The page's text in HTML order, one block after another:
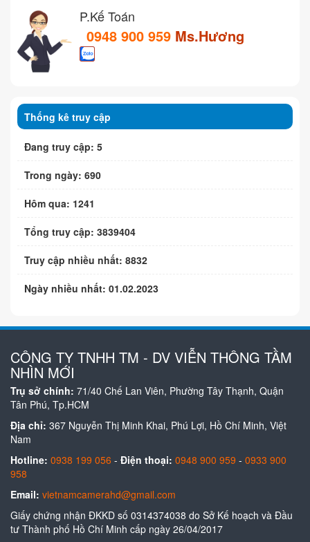
P.Kế Toán
0948 900 959 Ms.Hương
Thống kê truy cập
Đang truy cập: 5
Trong ngày: 690
Hôm qua: 1241
Tổng truy cập: 3839404
Truy cập nhiều nhất: 8832
Ngày nhiều nhất: 01.02.2023
CÔNG TY TNHH TM - DV VIỄN THÔNG TẦM
NHÌN MỚI
Trụ sở chính: 71/40 Chế Lan Viên, Phường Tây Thạnh, Quận
Tân Phú, Tp.HCM
Địa chỉ: 367 Nguyễn Thị Minh Khai, Phú Lợi, Hồ Chí Minh, Việt
Nam
Hotline: 0938 199 056 - Điện thoại: 0948 900 959 - 0933 900
958
Email: vietnamcamerahd@gmail.com
Giấy chứng nhận ĐKKD số 0314374038 do Sở Kế hoạch và Đầu
tư Thành phố Hồ Chí Minh cấp ngày 26/04/2017